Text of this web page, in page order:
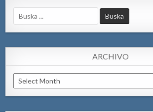
Search
for:
ARCHIVO
Archivo